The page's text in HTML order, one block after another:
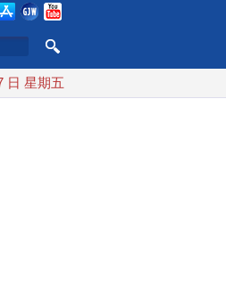
浙江
日 星期五